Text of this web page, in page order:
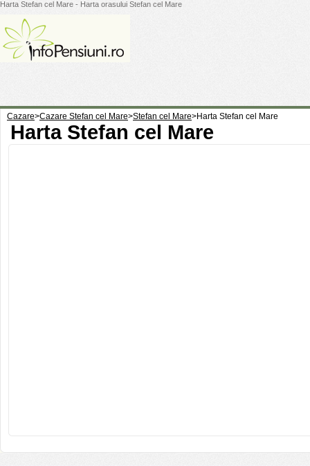
Harta Stefan cel Mare - Harta orasului Stefan cel Mare
Cazare>Cazare Stefan cel Mare>Stefan cel Mare>Harta Stefan cel Mare
Harta Stefan cel Mare